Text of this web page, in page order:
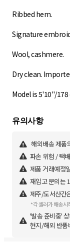
Ribbed hem.
Signature
Wool, cashmere.
Dry clean.
Model is 5'10"/
유의사항
해외배송 제품
파손 위험 / 택
제품 거래예정
재입고 문의는
제주/도서산간
*각 셀러가 배송시
'발송 준비중'
현지/해외 반품